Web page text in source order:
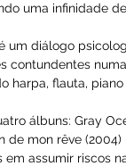
uma infinidade
um diálogo
contundentes
harpa, flauta,
álbuns: Gray
de mon rêve
assumir riscos